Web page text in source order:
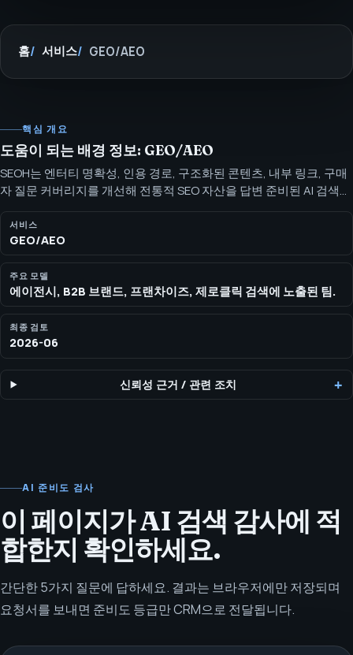
홈 서비스 GEO/AEO
핵심 개요
도움이 되는 배경 정보: GEO/AEO
SEOH는 엔터티 명확성, 인용 경로, 구조화된 콘텐츠, 내부 링크, 구매
자 질문 커버리지를 개선해 전통적 SEO 자산을 답변 준비된 AI 검색
표면으로 전환합니다. Google AI Overviews, ChatGPT, Perplexity,
Gemini, Bing Copilot 대상의 GEO 및 AEO 서비스 — 엔터티 명확성과
인용 준비 포함.
서비스
GEO/AEO
주요 모델
에이전시, B2B 브랜드, 프랜차이즈, 제로클릭 검색에 노출된 팀.
최종 검토
2026-06
신뢰성 근거 / 관련 조치
AI 준비도 검사
이 페이지가 AI 검색 감사에 적
합한지 확인하세요.
간단한 5가지 질문에 답하세요. 결과는 브라우저에만 저장되며
요청서를 보내면 준비도 등급만 CRM으로 전달됩니다.